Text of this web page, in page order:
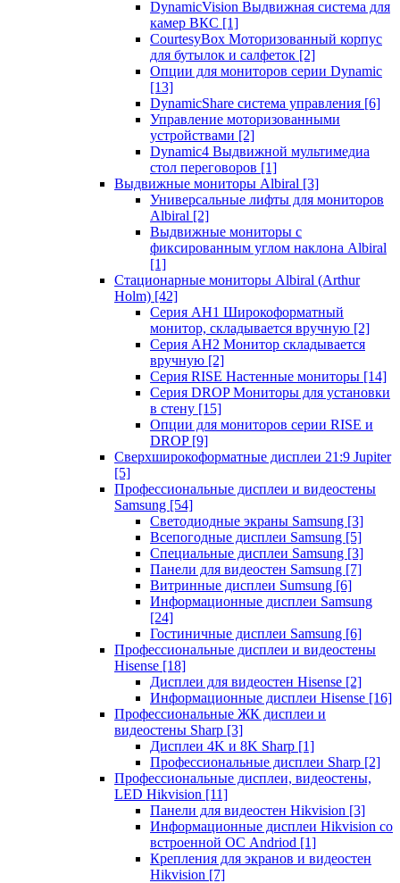
DynamicVision Выдвижная система для
камер ВКС [1]
CourtesyBox Моторизованный корпус
для бутылок и салфеток [2]
Опции для мониторов серии Dynamic
[13]
DynamicShare система управления [6]
Управление моторизованными
устройствами [2]
Dynamic4 Выдвижной мультимедиа
стол переговоров [1]
Выдвижные мониторы Albiral [3]
Универсальные лифты для мониторов
Albiral [2]
Выдвижные мониторы с
фиксированным углом наклона Albiral
[1]
Стационарные мониторы Albiral (Arthur
Holm) [42]
Серия AH1 Широкоформатный
монитор, складывается вручную [2]
Серия AH2 Монитор складывается
вручную [2]
Серия RISE Настенные мониторы [14]
Серия DROP Мониторы для установки
в стену [15]
Опции для мониторов серии RISE и
DROP [9]
Сверхширокоформатные дисплеи 21:9 Jupiter
[5]
Профессиональные дисплеи и видеостены
Samsung [54]
Светодиодные экраны Samsung [3]
Всепогодные дисплеи Samsung [5]
Специальные дисплеи Samsung [3]
Панели для видеостен Samsung [7]
Витринные дисплеи Sumsung [6]
Информационные дисплеи Samsung
[24]
Гостиничные дисплеи Samsung [6]
Профессиональные дисплеи и видеостены
Hisense [18]
Дисплеи для видеостен Hisense [2]
Информационные дисплеи Hisense [16]
Профессиональные ЖК дисплеи и
видеостены Sharp [3]
Дисплеи 4K и 8K Sharp [1]
Профессиональные дисплеи Sharp [2]
Профессиональные дисплеи, видеостены,
LED Hikvision [11]
Панели для видеостен Hikvision [3]
Информационные дисплеи Hikvision со
встроенной ОС Andriod [1]
Крепления для экранов и видеостен
Hikvision [7]